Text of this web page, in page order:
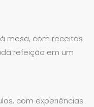
mesa, com receitas
refeição em um
com experiências